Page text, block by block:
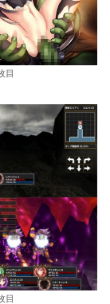
目
目